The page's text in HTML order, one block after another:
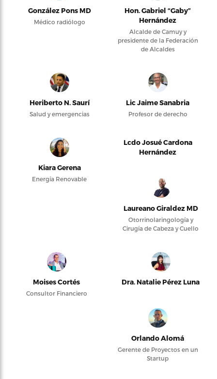
González Pons MD
Médico radiólogo
Hon. Gabriel “Gaby”
Hernández
Alcalde de Camuy y
presidente de la Federación
de Alcaldes
Heriberto N. Saurí
Salud y emergencias
Lic Jaime Sanabria
Profesor de derecho
Kiara Gerena
Energía Renovable
Lcdo Josué Cardona
Hernández
Laureano Giraldez MD
Otorrinolaringología y
Cirugía de Cabeza y Cuello
Moises Cortés
Consultor Financiero
Dra. Natalie Pérez Luna
Orlando Alomá
Gerente de Proyectos en un
Startup